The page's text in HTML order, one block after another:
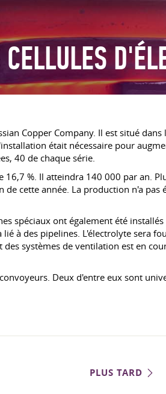
Copper Company. Il est situé
était nécessaire pour
40 de chaque série.
%. Il atteindra 140 000 par an.
cette année. La production n'a
spéciaux ont également été
à des pipelines. L'électrolyte sera
systèmes de ventilation est en
Deux d'entre eux sont
PLUS TARD